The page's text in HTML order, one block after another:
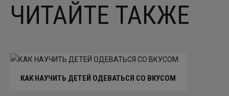
ЧИТАЙТЕ ТАКЖЕ
КАК НАУЧИТЬ ДЕТЕЙ ОДЕВАТЬСЯ СО ВКУСОМ